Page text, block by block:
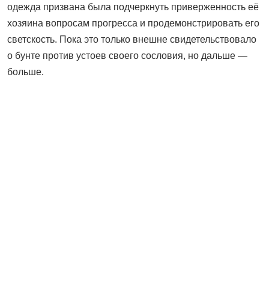
одежда призвана была подчерк­нуть приверженность её
хозяина вопросам прогресса и продемонстрировать его
светскость. Пока это только внешне свидетельствовало
о бунте против устоев своего сословия, но дальше —
больше.